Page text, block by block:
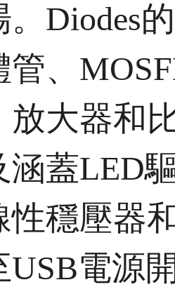
。Diodes
管、
放大器和
涵蓋LED
性穩壓器
USB電源